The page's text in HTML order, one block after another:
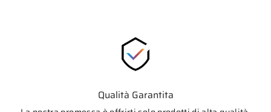
Qualità Garantita